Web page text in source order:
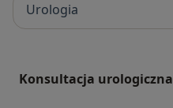
Urologia
Konsultacja urologiczna